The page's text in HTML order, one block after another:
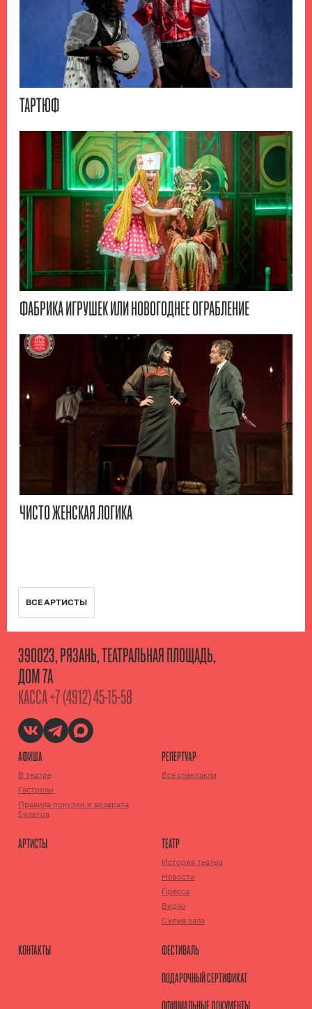
ТАРТЮФ
ФАБРИКА ИГРУШЕК ИЛИ НОВОГОДНЕЕ ОГРАБЛЕНИЕ
ЧИСТО ЖЕНСКАЯ ЛОГИКА
ВСЕ АРТИСТЫ
390023, РЯЗАНЬ, ТЕАТРАЛЬНАЯ ПЛОЩАДЬ,
ДОМ 7А
КАССА+7 (4912) 45-15-58
АФИША
В театре
Гастроли
Правила покупки и возврата
билетов
РЕПЕРТУАР
Все спектакли
АРТИСТЫ ТЕАТР
История театра
Новости
Пресса
Видео
Схема зала
КОНТАКТЫ
ФЕСТИВАЛЬ
ПОДАРОЧНЫЙ СЕРТИФИКАТ
ОФИЦИАЛЬНЫЕ ДОКУМЕНТЫ